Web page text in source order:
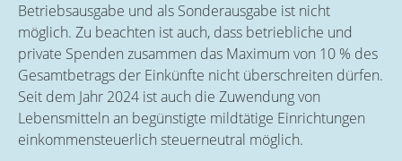
Betriebsausgabe und als Sonderausgabe ist nicht
möglich. Zu beachten ist auch, dass betriebliche und
private Spenden zusammen das Maximum von 10 % des
Gesamtbetrags der Einkünfte nicht überschreiten dürfen.
Seit dem Jahr 2024 ist auch die Zuwendung von
Lebensmitteln an begünstigte mildtätige Einrichtungen
einkommensteuerlich steuerneutral möglich.